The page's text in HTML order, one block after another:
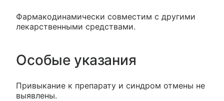
Фармакодинамически совместим с другими
лекарственными средствами.
Особые указания
Привыкание к препарату и синдром отмены не
выявлены.